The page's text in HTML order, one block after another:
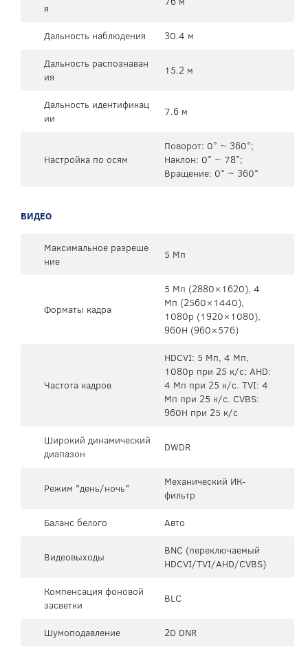
я
Дальность наблюдения
30.4 м
Дальность распознаван
ия
15.2 м
Дальность идентификац
ии
7.6 м
Настройка по осям
Поворот: 0° ~ 360°;
Наклон: 0° ~ 78°;
Вращение: 0° ~ 360°
ВИДЕО
Максимальное разреше
ние
5 Мп
Форматы кадра
5 Mп (2880×1620), 4
Mп (2560×1440),
1080p (1920×1080),
960H (960×576)
Частота кадров
HDCVI: 5 Мп, 4 Мп,
1080p при 25 к/с; AHD:
4 Мп при 25 к/с. TVI: 4
Мп при 25 к/с. CVBS:
960H при 25 к/с
Широкий динамический
диапазон
DWDR
Режим "день/ночь"
Механический ИК-
фильтр
Баланс белого
Авто
Видеовыходы
BNC (переключаемый
HDCVI/TVI/AHD/CVBS)
Компенсация фоновой
засветки
BLC
Шумоподавление 2D DNR